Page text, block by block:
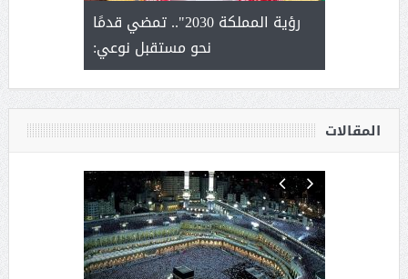
يحصل
رؤية المملكة 2030".. تمضي قدمًا
نحو مستقبل نوعي:
ورشة
عنيزة
المقالات